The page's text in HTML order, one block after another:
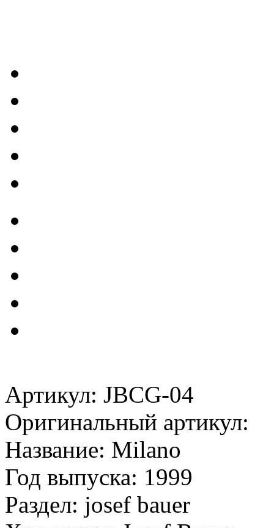
Артикул: JBCG-04
Оригинальный артикул:
Название: Milano
Год выпуска: 1999
Раздел: josef bauer